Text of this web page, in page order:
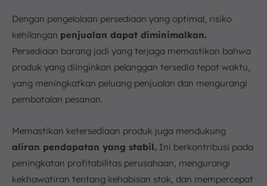
Dengan pengelolaan persediaan yang optimal, risiko
kehilangan penjualan dapat diminimalkan.
Persediaan barang jadi yang terjaga memastikan bahwa
produk yang diinginkan pelanggan tersedia tepat waktu,
yang meningkatkan peluang penjualan dan mengurangi
pembatalan pesanan.
Memastikan ketersediaan produk juga mendukung
aliran pendapatan yang stabil. Ini berkontribusi pada
peningkatan profitabilitas perusahaan, mengurangi
kekhawatiran tentang kehabisan stok, dan mempercepat